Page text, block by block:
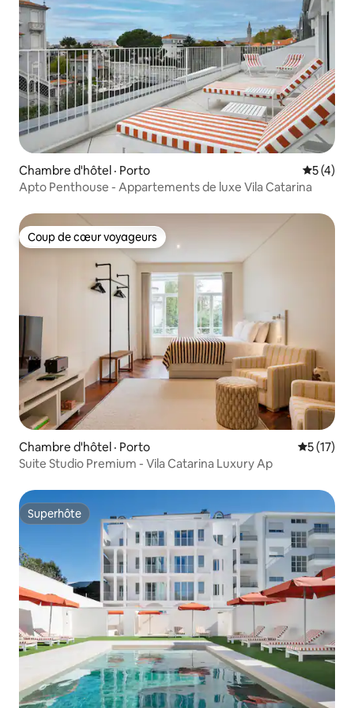
Chambre d'hôtel · Porto Note
5 (4)
Apto Penthouse - Appartements de luxe Vila Catarina
Coup de cœur voyageurs
Coup de cœur voyageurs
Chambre d'hôtel · Porto Note
5 (17)
Suite Studio Premium - Vila Catarina Luxury Ap
Superhôte
Superhôte